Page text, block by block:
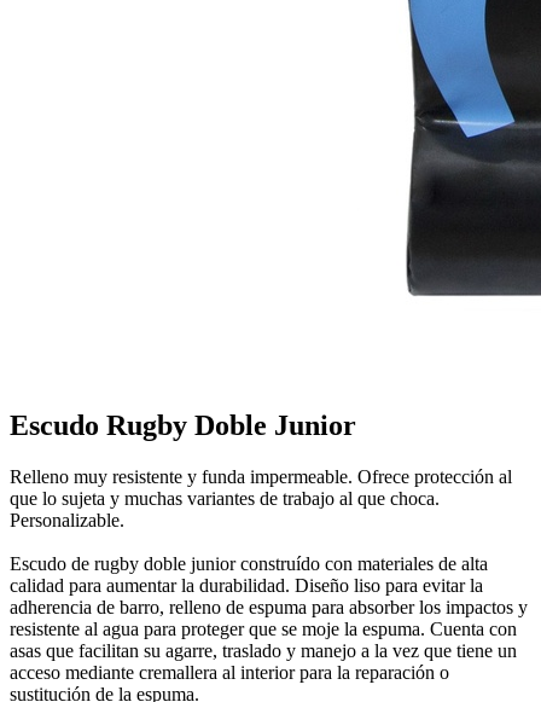
Escudo Rugby Doble Junior
Relleno muy resistente y funda impermeable. Ofrece protección al
que lo sujeta y muchas variantes de trabajo al que choca.
Personalizable.
Escudo de rugby doble junior construído con materiales de alta
calidad para aumentar la durabilidad. Diseño liso para evitar la
adherencia de barro, relleno de espuma para absorber los impactos y
resistente al agua para proteger que se moje la espuma. Cuenta con
asas que facilitan su agarre, traslado y manejo a la vez que tiene un
acceso mediante cremallera al interior para la reparación o
sustitución de la espuma.